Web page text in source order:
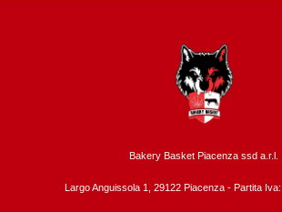
Bakery Basket Piacenza ssd a.r.l.
Largo Anguissola 1, 29122 Piacenza - Partita